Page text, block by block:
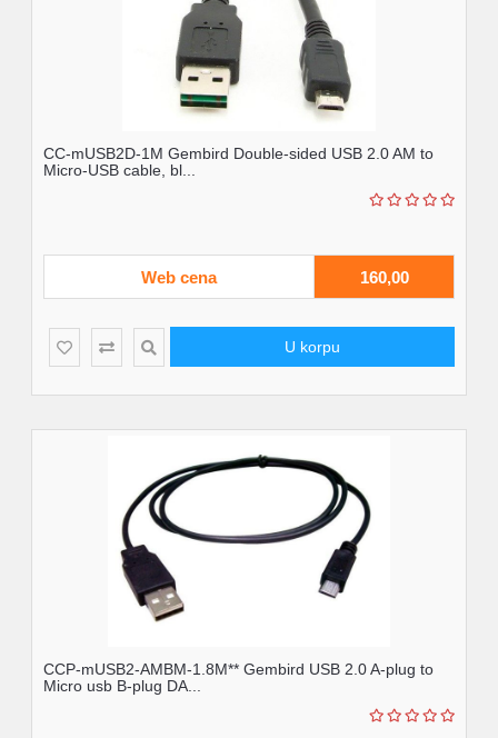
CC-mUSB2D-1M Gembird Double-sided USB 2.0 AM to
Micro-USB cable, bl...
Web cena 160,00
U korpu
CCP-mUSB2-AMBM-1.8M** Gembird USB 2.0 A-plug to
Micro usb B-plug DA...